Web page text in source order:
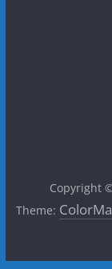
Copyright
Theme: